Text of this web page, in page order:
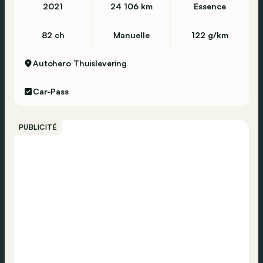
2021 24 106 km Essence
82 ch Manuelle 122 g/km
Autohero Thuislevering
Car-Pass
PUBLICITÉ